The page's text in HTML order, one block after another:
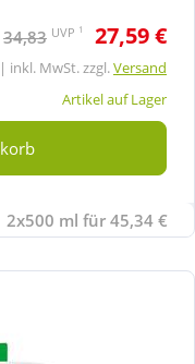
34,83 UVP 1 27,59 €
inkl. MwSt. zzgl.Versand
Artikel auf Lager
2x500 ml für 45,34 €